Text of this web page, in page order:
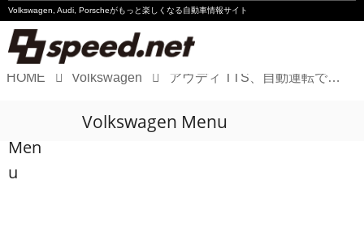
Volkswagen, Audi, Porscheがもっと楽しくなる自動車情報サイト
Audi
HOME Volkswagen アウディ TTS、自動運転でパイクスピークを完走!
Men
u
Volkswagen Menu